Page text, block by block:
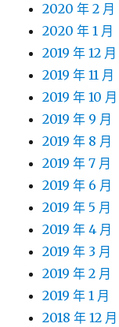
2020 年 2 月
2020 年 1 月
2019 年 12 月
2019 年 11 月
2019 年 10 月
2019 年 9 月
2019 年 8 月
2019 年 7 月
2019 年 6 月
2019 年 5 月
2019 年 4 月
2019 年 3 月
2019 年 2 月
2019 年 1 月
2018 年 12 月